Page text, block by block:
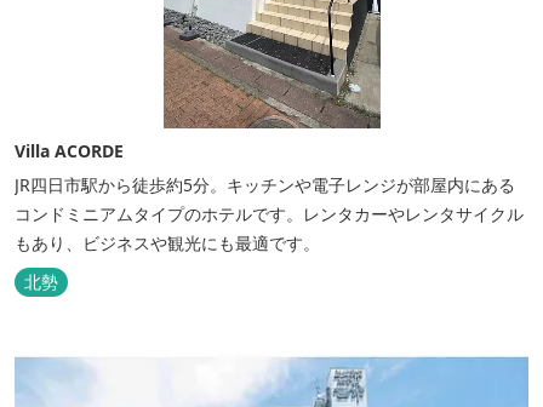
Villa ACORDE
JR四日市駅から徒歩約5分。キッチンや電子レンジが部屋内にある
コンドミニアムタイプのホテルです。レンタカーやレンタサイクル
もあり、ビジネスや観光にも最適です。
北勢